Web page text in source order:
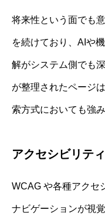
将来性という面でも
を続けており、AIや
解がシステム側でも
が整理されたページ
索方式においても強
アクセシビリテ
WCAG や各種アクセ
ナビゲーションが視